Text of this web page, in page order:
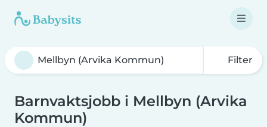
Filter
Barnvaktsjobb i Mellbyn (Arvika
Kommun)